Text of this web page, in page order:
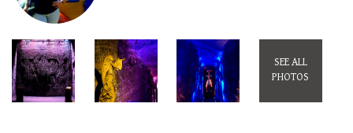
SEE ALL
PHOTOS